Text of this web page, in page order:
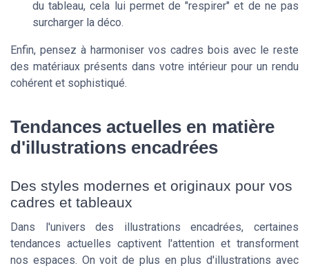
du tableau, cela lui permet de "respirer" et de ne pas
surcharger la déco.
Enfin, pensez à harmoniser vos cadres bois avec le reste
des matériaux présents dans votre intérieur pour un rendu
cohérent et sophistiqué.
Tendances actuelles en matière
d'illustrations encadrées
Des styles modernes et originaux pour vos
cadres et tableaux
Dans l'univers des illustrations encadrées, certaines
tendances actuelles captivent l'attention et transforment
nos espaces. On voit de plus en plus d'illustrations avec